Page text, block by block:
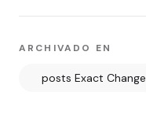
ARCHIVADO EN
posts Exact Change